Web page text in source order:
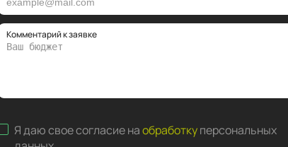
Комментарий к заявке
Я даю свое согласие наобработкуперсональных